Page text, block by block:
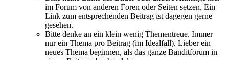
im Forum von anderen Foren oder Seiten setzen. Ein
Link zum entsprechenden Beitrag ist dagegen gerne
gesehen.
Bitte denke an ein klein wenig Thementreue. Immer
nur ein Thema pro Beitrag (im Idealfall). Lieber ein
neues Thema beginnen, als das ganze Banditforum in